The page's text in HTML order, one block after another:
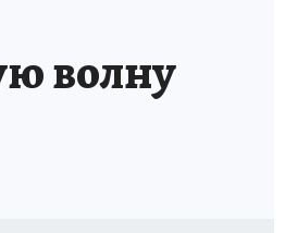
волну